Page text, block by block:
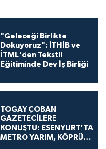
"Geleceği Birlikte
Dokuyoruz": İTHİB ve
İTML'den Tekstil
Eğitiminde Dev İş Birliği
TOGAY ÇOBAN
GAZETECİLERE
KONUŞTU: ESENYURT'TA
METRO YARIM, KÖPRÜ